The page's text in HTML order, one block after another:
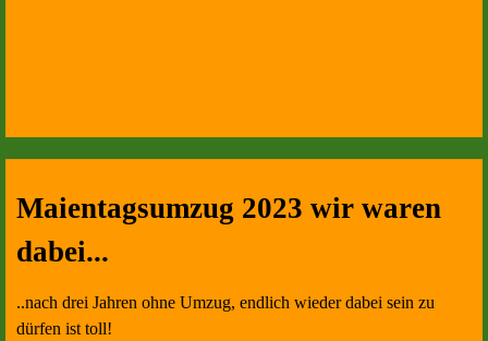
Maientagsumzug 2023 wir waren
dabei...
..nach drei Jahren ohne Umzug, endlich wieder dabei sein zu
dürfen ist toll!